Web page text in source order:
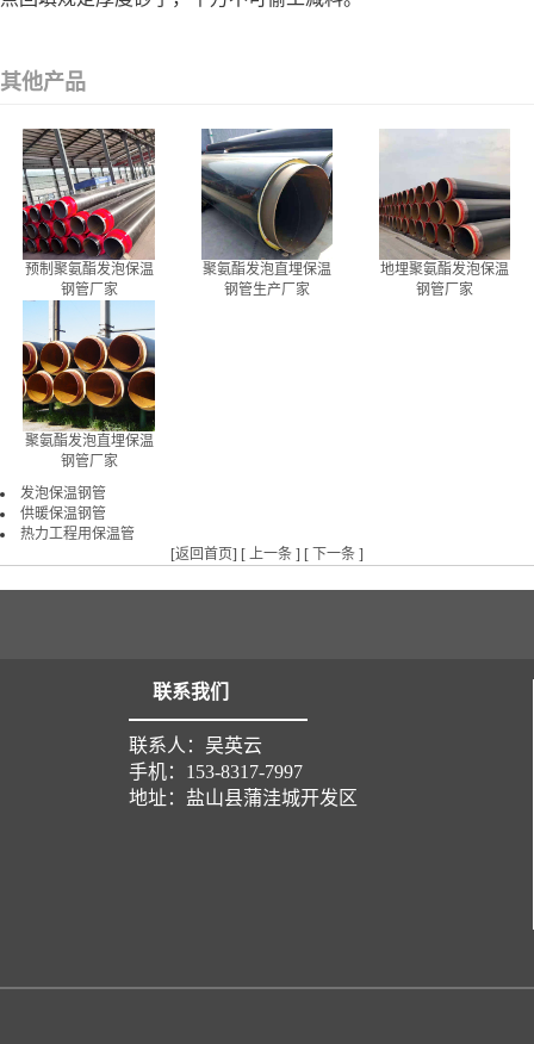
其他产品
预制聚氨酯发泡保温
钢管厂家
聚氨酯发泡直埋保温
钢管生产厂家
地埋聚氨酯发泡保温
钢管厂家
聚氨酯发泡直埋保温
钢管厂家
发泡保温钢管
供暖保温钢管
热力工程用保温管
[返回首页] [ 上一条 ] [ 下一条 ]
联系我们
联系人：吴英云
手机：153-8317-7997
地址：盐山县蒲洼城开发区